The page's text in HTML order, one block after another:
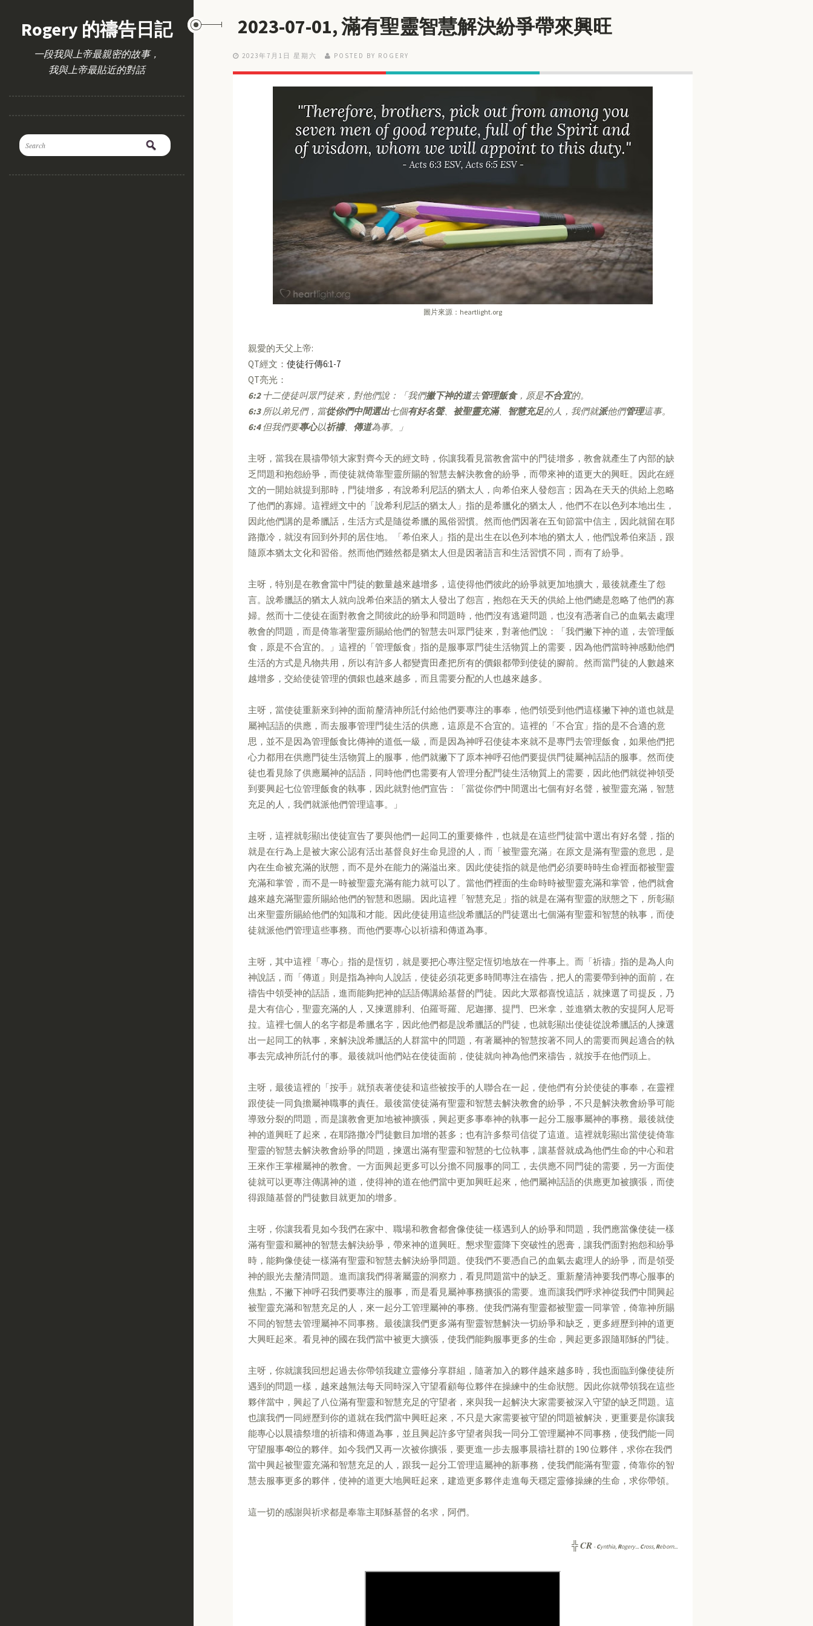
Rogery 的禱告日記
一段我與上帝最親密的故事，
我與上帝最貼近的對話
2023-07-01, 滿有聖靈智慧解決紛爭帶來興旺
2023年7月1日 星期六 POSTED BY ROGERY
圖片來源：heartlight.org
親愛的天父上帝:
QT經文： 使徒行傳6:1-7
QT亮光：
6:2十二使徒叫眾門徒來，對他們說：「我們撇下神的道去管理飯食，原是不合宜的。
6:3所以弟兄們，當從你們中間選出七個有好名聲、 被聖靈充滿、 智慧充足的人，我們就派他們管理這事。
6:4但我們要專心以祈禱、 傳道為事。」
主呀，當我在晨禱帶領大家對齊今天的經文時，你讓我看見當教會當中的門徒增多，教會就產生了內部的缺
乏問題和抱怨紛爭，而使徒就倚靠聖靈所賜的智慧去解決教會的紛爭，而帶來神的道更大的興旺。因此在經
文的一開始就提到那時，門徒增多，有說希利尼話的猶太人，向希伯來人發怨言；因為在天天的供給上忽略
了他們的寡婦。這裡經文中的「說希利尼話的猶太人」指的是希臘化的猶太人，他們不在以色列本地出生，
因此他們講的是希臘話，生活方式是隨從希臘的風俗習慣。然而他們因著在五旬節當中信主，因此就留在耶
路撒冷，就沒有回到外邦的居住地。「希伯來人」指的是出生在以色列本地的猶太人，他們說希伯來語，跟
隨原本猶太文化和習俗。然而他們雖然都是猶太人但是因著語言和生活習慣不同，而有了紛爭。
主呀，特別是在教會當中門徒的數量越來越增多，這使得他們彼此的紛爭就更加地擴大，最後就產生了怨
言。說希臘話的猶太人就向說希伯來語的猶太人發出了怨言，抱怨在天天的供給上他們總是忽略了他們的寡
婦。然而十二使徒在面對教會之間彼此的紛爭和問題時，他們沒有逃避問題，也沒有憑著自己的血氣去處理
教會的問題，而是倚靠著聖靈所賜給他們的智慧去叫眾門徒來，對著他們說：「我們撇下神的道，去管理飯
食，原是不合宜的。」這裡的「管理飯食」指的是服事眾門徒生活物質上的需要，因為他們當時神感動他們
生活的方式是凡物共用，所以有許多人都變賣田產把所有的價銀都帶到使徒的腳前。然而當門徒的人數越來
越增多，交給使徒管理的價銀也越來越多，而且需要分配的人也越來越多。
主呀，當使徒重新來到神的面前釐清神所託付給他們要專注的事奉，他們領受到他們這樣撇下神的道也就是
屬神話語的供應，而去服事管理門徒生活的供應，這原是不合宜的。這裡的「不合宜」指的是不合適的意
思，並不是因為管理飯食比傳神的道低一級，而是因為神呼召使徒本來就不是專門去管理飯食，如果他們把
心力都用在供應門徒生活物質上的服事，他們就撇下了原本神呼召他們要提供門徒屬神話語的服事。然而使
徒也看見除了供應屬神的話語，同時他們也需要有人管理分配門徒生活物質上的需要，因此他們就從神領受
到要興起七位管理飯食的執事，因此就對他們宣告：「當從你們中間選出七個有好名聲，被聖靈充滿，智慧
充足的人，我們就派他們管理這事。」
主呀，這裡就彰顯出使徒宣告了要與他們一起同工的重要條件，也就是在這些門徒當中選出有好名聲，指的
就是在行為上是被大家公認有活出基督良好生命見證的人，而「被聖靈充滿」在原文是滿有聖靈的意思，是
內在生命被充滿的狀態，而不是外在能力的滿溢出來。因此使徒指的就是他們必須要時時生命裡面都被聖靈
充滿和掌管，而不是一時被聖靈充滿有能力就可以了。當他們裡面的生命時時被聖靈充滿和掌管，他們就會
越來越充滿聖靈所賜給他們的智慧和恩賜。因此這裡「智慧充足」指的就是在滿有聖靈的狀態之下，所彰顯
出來聖靈所賜給他們的知識和才能。因此使徒用這些說希臘話的門徒選出七個滿有聖靈和智慧的執事，而使
徒就派他們管理這些事務。而他們要專心以祈禱和傳道為事。
主呀，其中這裡「專心」指的是恆切，就是要把心專注堅定恆切地放在一件事上。而「祈禱」指的是為人向
神說話，而「傳道」則是指為神向人說話，使徒必須花更多時間專注在禱告，把人的需要帶到神的面前，在
禱告中領受神的話語，進而能夠把神的話語傳講給基督的門徒。因此大眾都喜悅這話，就揀選了司提反，乃
是大有信心，聖靈充滿的人，又揀選腓利、伯羅哥羅、尼迦挪、提門、巴米拿，並進猶太教的安提阿人尼哥
拉。這裡七個人的名字都是希臘名字，因此他們都是說希臘話的門徒，也就彰顯出使徒從說希臘話的人揀選
出一起同工的執事，來解決說希臘話的人群當中的問題，有著屬神的智慧按著不同人的需要而興起適合的執
事去完成神所託付的事。最後就叫他們站在使徒面前，使徒就向神為他們來禱告，就按手在他們頭上。
主呀，最後這裡的「按手」就預表著使徒和這些被按手的人聯合在一起，使他們有分於使徒的事奉，在靈裡
跟使徒一同負擔屬神職事的責任。最後當使徒滿有聖靈和智慧去解決教會的紛爭，不只是解決教會紛爭可能
導致分裂的問題，而是讓教會更加地被神擴張，興起更多事奉神的執事一起分工服事屬神的事務。最後就使
神的道興旺了起來，在耶路撒冷門徒數目加增的甚多；也有許多祭司信從了這道。這裡就彰顯出當使徒倚靠
聖靈的智慧去解決教會紛爭的問題，揀選出滿有聖靈和智慧的七位執事，讓基督就成為他們生命的中心和君
王來作王掌權屬神的教會。一方面興起更多可以分擔不同服事的同工，去供應不同門徒的需要，另一方面使
徒就可以更專注傳講神的道，使得神的道在他們當中更加興旺起來，他們屬神話語的供應更加被擴張，而使
得跟隨基督的門徒數目就更加的增多。
主呀，你讓我看見如今我們在家中、職場和教會都會像使徒一樣遇到人的紛爭和問題，我們應當像使徒一樣
滿有聖靈和屬神的智慧去解決紛爭，帶來神的道興旺。懇求聖靈降下突破性的恩膏，讓我們面對抱怨和紛爭
時，能夠像使徒一樣滿有聖靈和智慧去解決紛爭問題。使我們不要憑自己的血氣去處理人的紛爭，而是領受
神的眼光去釐清問題。進而讓我們得著屬靈的洞察力，看見問題當中的缺乏。重新釐清神要我們專心服事的
焦點，不撇下神呼召我們要專注的服事，而是看見屬神事務擴張的需要。進而讓我們呼求神從我們中間興起
被聖靈充滿和智慧充足的人，來一起分工管理屬神的事務。使我們滿有聖靈都被聖靈一同掌管，倚靠神所賜
不同的智慧去管理屬神不同事務。最後讓我們更多滿有聖靈智慧解決一切紛爭和缺乏，更多經歷到神的道更
大興旺起來。看見神的國在我們當中被更大擴張，使我們能夠服事更多的生命，興起更多跟隨耶穌的門徒。
主呀，你就讓我回想起過去你帶領我建立靈修分享群組，隨著加入的夥伴越來越多時，我也面臨到像使徒所
遇到的問題一樣，越來越無法每天同時深入守望看顧每位夥伴在操練中的生命狀態。因此你就帶領我在這些
夥伴當中，興起了八位滿有聖靈和智慧充足的守望者，來與我一起解決大家需要被深入守望的缺乏問題。這
也讓我們一同經歷到你的道就在我們當中興旺起來，不只是大家需要被守望的問題被解決，更重要是你讓我
能專心以晨禱祭壇的祈禱和傳道為事，並且興起許多守望者與我一同分工管理屬神不同事務，使我們能一同
守望服事48位的夥伴。如今我們又再一次被你擴張，要更進一步去服事晨禱社群的 190 位夥伴，求你在我們
當中興起被聖靈充滿和智慧充足的人，跟我一起分工管理這屬神的新事務，使我們能滿有聖靈，倚靠你的智
慧去服事更多的夥伴，使神的道更大地興旺起來，建造更多夥伴走進每天穩定靈修操練的生命，求你帶領。
這一切的感謝與祈求都是奉靠主耶穌基督的名求，阿們。
╬CR -Cynthia, Rogery... Cross, Reborn...